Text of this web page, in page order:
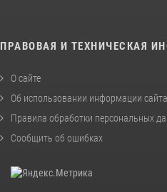
ПРАВОВАЯ И ТЕХНИЧЕСКАЯ
О сайте
Об использовании информации сайта
Правила обработки персональных
Сообщить об ошибках